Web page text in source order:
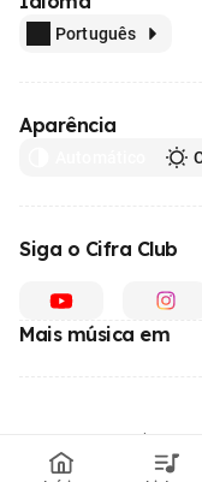
Português
Aparência
Siga o Cifra Club
Mais música em
© 1996 - 2026, o maior